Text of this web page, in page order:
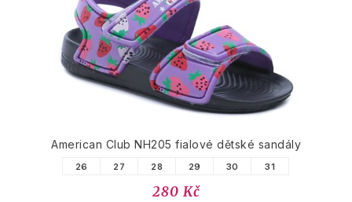
American Club NH205 fialové dětské sandály
26 27 28 29 30 31
280 Kč